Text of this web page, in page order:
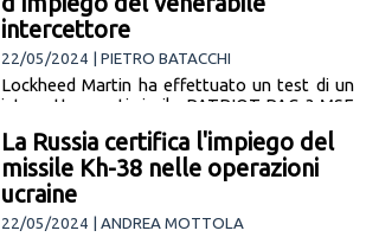
intercettore
22/05/2024 | PIETRO BATACCHI
Lockheed Martin ha effettuato un test di un
intercettore antimissile PATRIOT PAC-3 MSE
lanciatore standard per utilizzo navale Mk-41.
… [leggi la notizia]
La Russia certifica l'impiego del
missile Kh-38 nelle operazioni
ucraine
22/05/2024 | ANDREA MOTTOLA